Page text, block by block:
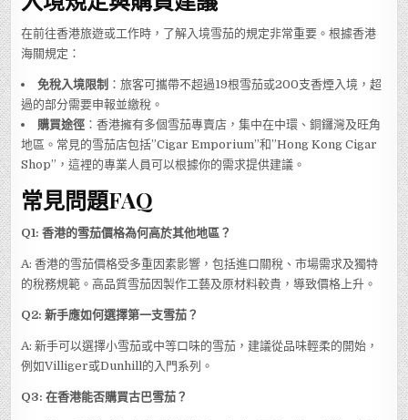
在前往香港旅遊或工作時，了解入境雪茄的規定非常重要。根據香港
海關規定：
免稅入境限制 ：旅客可攜帶不超過19根雪茄或200支香煙入境，超
過的部分需要申報並繳稅。
購買途徑 ：香港擁有多個雪茄專賣店，集中在中環、銅鑼灣及旺角
地區。常見的雪茄店包括”Cigar Emporium”和”Hong Kong Cigar
Shop”，這裡的專業人員可以根據你的需求提供建議。
常見問題FAQ
Q1: 香港的雪茄價格為何高於其他地區？
A: 香港的雪茄價格受多重因素影響，包括進口關稅、市場需求及獨特
的稅務規範。高品質雪茄因製作工藝及原材料較貴，導致價格上升。
Q2: 新手應如何選擇第一支雪茄？
A: 新手可以選擇小雪茄或中等口味的雪茄，建議從品味輕柔的開始，
例如Villiger或Dunhill的入門系列。
Q3: 在香港能否購買古巴雪茄？